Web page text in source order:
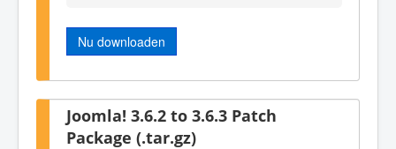
Nu downloaden
Joomla! 3.6.2 to 3.6.3 Patch
Package (.tar.gz)